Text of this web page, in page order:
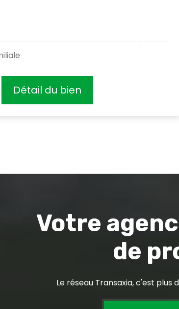
Détail du bien
Votre
de
Le réseau Transaxia, c'est plus